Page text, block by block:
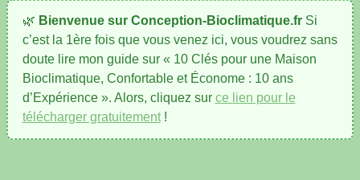
🌿 Bienvenue sur Conception-Bioclimatique.frSi
c’est la 1ère fois que vous venez ici, vous voudrez sans
doute lire mon guide sur « 10 Clés pour une Maison
Bioclimatique, Confortable et Économe : 10 ans
d’Expérience ». Alors, cliquez sur ce lien pour le
télécharger gratuitement!